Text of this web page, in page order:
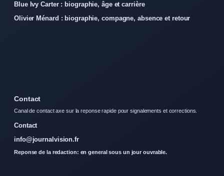
Blue Ivy Carter : biographie, âge et carrière
Olivier Ménard : biographie, compagne, absence et retour
Contact
Canal de contact axe sur la reponse rapide pour signalements et corrections.
Contact
info@journalvision.fr
Reponse de la redaction: en general sous un jour ouvrable.